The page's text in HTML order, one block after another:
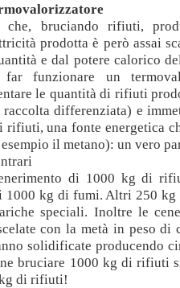
bruciando rifiuti,
prodotta è però assai
e dal potere calorico
funzionare un
le quantità di rifiuti
differenziata) e
rifiuti, una fonte energetica
il metano): un vero
di 1000 kg di
1000 kg di fumi. Altri 250 kg
speciali. Inoltre le
con la metà in peso di
solidificate producendo
bruciare 1000 kg di rifiuti
di rifiuti!